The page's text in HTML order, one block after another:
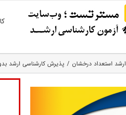
ارشد استعداد درخشان پذیرش کارشناسی ارشد بدون